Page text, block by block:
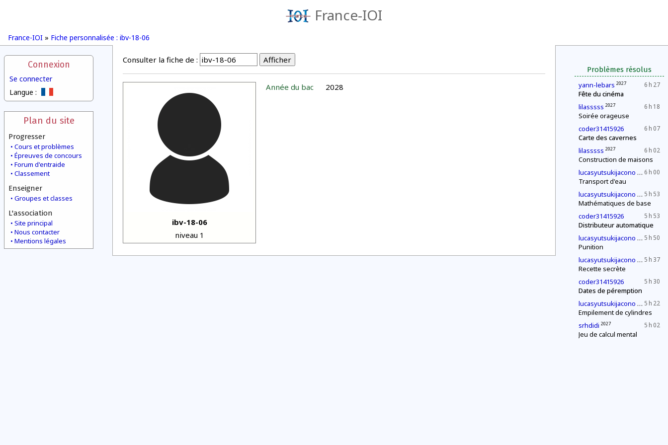
France-IOI
France-IOI » Fiche personnalisée : ibv-18-06
Connexion
Se connecter
Langue :
Plan du site
Progresser
Cours et problèmes
Épreuves de concours
Forum d'entraide
Classement
Enseigner
Groupes et classes
L'association
Site principal
Nous contacter
Mentions légales
Problèmes résolus
6 h 27
yann-lebars 2027
Fête du cinéma
6 h 18
lilasssss 2027
Soirée orageuse
6 h 07
coder31415926
Carte des cavernes
6 h 02
lilasssss 2027
Construction de maisons
6 h 00
lucasyutsukijacono 2030
Transport d'eau
5 h 53
lucasyutsukijacono 2030
Mathématiques de base
5 h 53
coder31415926
Distributeur automatique
5 h 50
lucasyutsukijacono 2030
Punition
5 h 37
lucasyutsukijacono 2030
Recette secrète
5 h 30
coder31415926
Dates de péremption
5 h 22
lucasyutsukijacono 2030
Empilement de cylindres
5 h 02
srhdidi 2027
Jeu de calcul mental
Consulter la fiche de :
ibv-18-06
niveau 1
Année du bac 2028